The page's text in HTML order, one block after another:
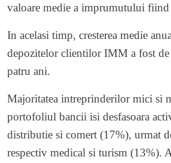
valoare medie a imprumutului
In acelasi timp, cresterea medie
depozitelor clientilor IMM a fost
patru ani.
Majoritatea intreprinderilor mici si
portofoliul bancii isi desfasoara
distributie si comert (17%), urmat
respectiv medical si turism (13%).